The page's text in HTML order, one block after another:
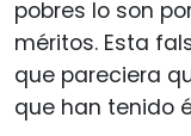
pobres lo son
méritos. Esta
que pareciera
que han tenido